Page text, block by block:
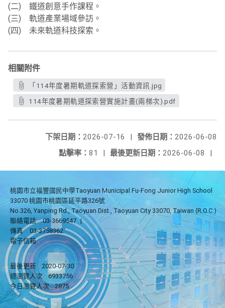
(二) 鐵道創意手作課程。
(三) 軌道產業場域參訪。
(四) 未來軌道科技探索。
相關附件
「114年度暑期軌道探索營」活動資訊.jpg
114年度暑期軌道探索營實施計畫(兩梯次).pdf
發佈日期： 2026-06-08
下架日期： 2026-07-16
|
最後更新日期： 2026-06-08 |
點擊率： 81 |
桃園市立福豐國民中學Taoyuan Municipal Fu-Fong Junior High School
33070 桃園市桃園區延平路326號
No.326, Yanping Rd., Taoyuan Dist., Taoyuan City 33070, Taiwan (R.O.C.)
聯絡電話
03-3669547 |
傳真
03-3758362
電子信箱
最後更新
2020-07-30
總瀏覽人次
6933756
今日瀏覽人次
2875